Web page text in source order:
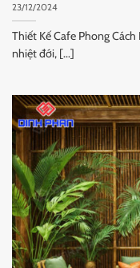
23/12/2024
Thiết Kế Cafe Phong
nhiệt đới, [...]